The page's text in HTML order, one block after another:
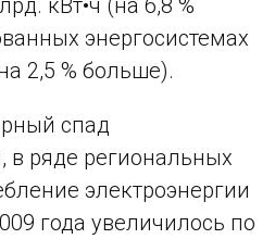
энергосистемах
2,5 % больше).
спад
в ряде региональных
электроэнергии
года увеличилось по